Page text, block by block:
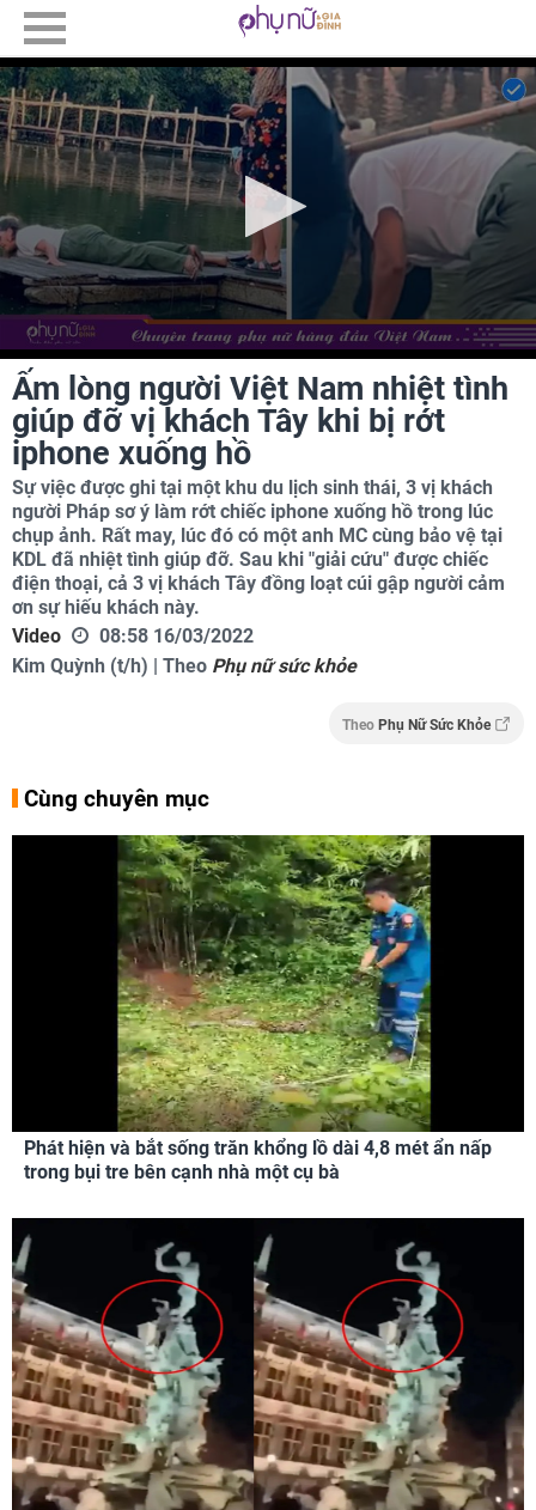
Ấm lòng người Việt Nam nhiệt tình
giúp đỡ vị khách Tây khi bị rớt
iphone xuống hồ
Sự việc được ghi tại một khu du lịch sinh thái, 3 vị khách
người Pháp sơ ý làm rớt chiếc iphone xuống hồ trong lúc
chụp ảnh. Rất may, lúc đó có một anh MC cùng bảo vệ tại
KDL đã nhiệt tình giúp đỡ. Sau khi "giải cứu" được chiếc
điện thoại, cả 3 vị khách Tây đồng loạt cúi gập người cảm
ơn sự hiếu khách này.
Video
08:58 16/03/2022
Kim Quỳnh (t/h) | Theo Phụ nữ sức khỏe
Theo Phụ Nữ Sức Khỏe
Cùng chuyên mục
Phát hiện và bắt sống trăn khổng lồ dài 4,8 mét ẩn nấp
trong bụi tre bên cạnh nhà một cụ bà